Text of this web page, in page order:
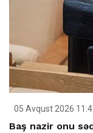
05 Avqust 2026
Baş nazir onu